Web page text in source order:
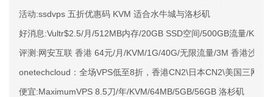
活动:ssdvps 五折优惠码 KVM 适合水牛城与洛杉矶
好消息:Vultr$2.5/月/512MB内存/20GB SSD空间/500GB流量/KVM/
评测:网安互联 香港 64元/月/KVM/1G/40G/无限流量/3M 香港沙田
onetechcloud：全场VPS低至8折，香港CN2\日本CN2\美国三网
便宜:MaximumVPS 8.5刀/年/KVM/64MB/5GB/56GB 洛杉矶